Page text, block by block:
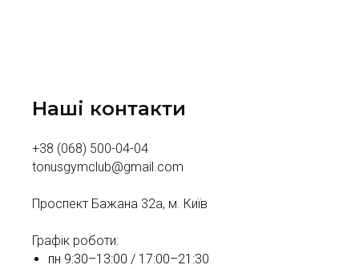
Наші контакти
+38 (068) 500-04-04
tonusgymclub@gmail.com
Проспект Бажана 32а, м. Київ
Графік роботи:
пн 9:30–13:00 / 17:00–21:30